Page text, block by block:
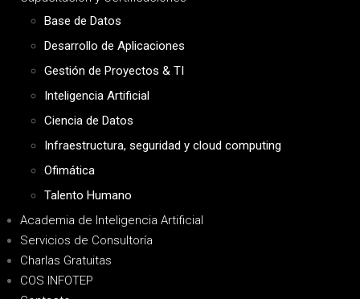
Base de Datos
Desarrollo de Aplicaciones
Gestión de Proyectos & TI
Inteligencia Artificial
Ciencia de Datos
Infraestructura, seguridad y cloud computing
Ofimática
Talento Humano
Academia de Inteligencia Artificial
Servicios de Consultoría
Charlas Gratuitas
COS INFOTEP